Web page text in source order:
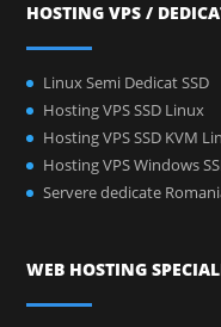
HOSTING VPS /
Linux Semi Dedicat SSD
Hosting VPS SSD Linux
Hosting VPS SSD KVM
Hosting VPS Windows
Servere dedicate
WEB HOSTING